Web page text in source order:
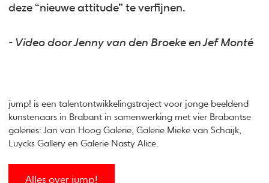
deze “nieuwe attitude” te verfijnen.
- Video door Jenny van den Broeke en Jef Monté
jump! is een talentontwikkelingstraject voor jonge beeldend
kunstenaars in Brabant in samenwerking met vier Brabantse
galeries: Jan van Hoog Galerie, Galerie Mieke van Schaijk,
Luycks Gallery en Galerie Nasty Alice.
Alles over jump!